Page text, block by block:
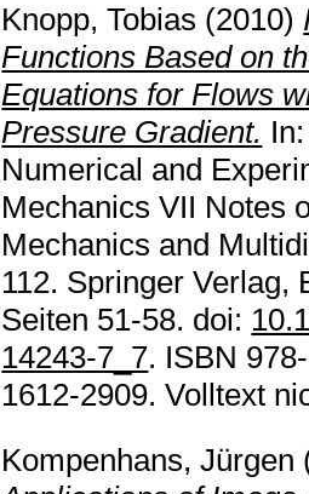
Knopp, Tobias (2010)
Functions Based on
Equations for Flows
Pressure Gradient.
Numerical and
Mechanics VII Notes
Mechanics and
112. Springer Verlag,
Seiten 51-58. doi:
14243-7_7. ISBN
1612-2909. Volltext
Kompenhans, Jürgen